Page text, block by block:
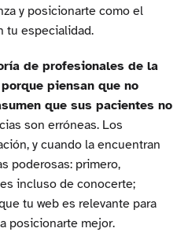
y posicionarte como el
tu especialidad.
de profesionales de la
piensan que no
que sus pacientes no
son erróneas. Los
y cuando la encuentran
poderosas: primero,
incluso de conocerte;
tu web es relevante para
posicionarte mejor.